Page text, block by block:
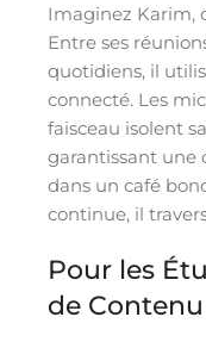
Imaginez Karim,
Entre ses
quotidiens, il
connecté. Les
faisceau isolent
garantissant
dans un café
continue, il
Pour les
de Contenu